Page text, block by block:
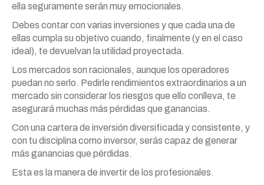
ella seguramente serán muy emocionales.
Debes contar con varias inversiones y que cada una de
ellas cumpla su objetivo cuando, finalmente (y en el caso
ideal), te devuelvan la utilidad proyectada.
Los mercados son racionales, aunque los operadores
puedan no serlo. Pedirle rendimientos extraordinarios a un
mercado sin considerar los riesgos que ello conlleva, te
asegurará muchas más pérdidas que ganancias.
Con una cartera de inversión diversificada y consistente, y
con tu disciplina como inversor, serás capaz de generar
más ganancias que pérdidas.
Esta es la manera de invertir de los profesionales.